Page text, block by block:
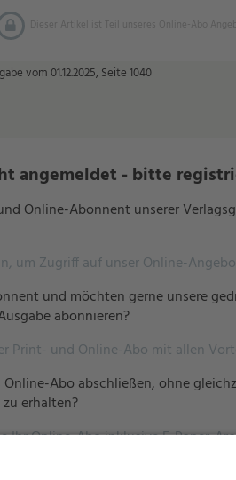
Dieser Artikel ist Teil unseres Online-Abo
vom 01.12.2025, Seite 1040
angemeldet - bitte
Online-Abonnent unserer
um Zugriff auf unser Online-
und möchten gerne unsere
abonnieren?
Print- und Online-Abo mit allen
Online-Abo abschließen, ohne
erhalten?
Ihr Online-Abo inklusive E-Paper-